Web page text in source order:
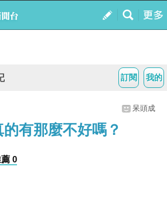
我的
訂閱
呆頭成
有那麼不好嗎？
0